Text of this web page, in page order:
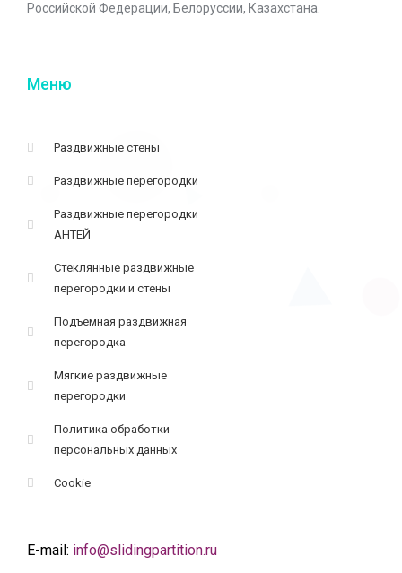
Российской Федерации, Белоруссии, Казахстана.
Меню
Раздвижные стены
Раздвижные перегородки
Раздвижные перегородки
АНТЕЙ
Стеклянные раздвижные
перегородки и стены
Подъемная раздвижная
перегородка
Мягкие раздвижные
перегородки
Политика обработки
персональных данных
Cookie
E-mail: info@slidingpartition.ru